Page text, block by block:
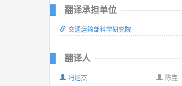
翻译承担单位
交通运输部科学研究院
翻译人
冯旭杰 陈垚